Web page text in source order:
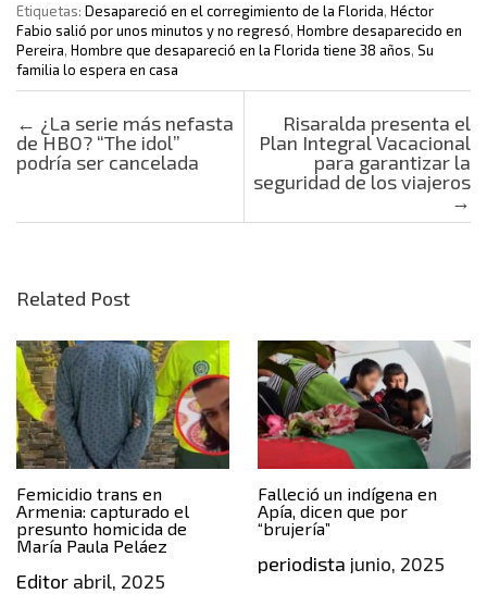
Etiquetas: Desapareció en el corregimiento de la Florida, Héctor
Fabio salió por unos minutos y no regresó, Hombre desaparecido en
Pereira, Hombre que desapareció en la Florida tiene 38 años, Su
familia lo espera en casa
Post navigation
← ¿La serie más nefasta
de HBO? “The idol”
podría ser cancelada
Risaralda presenta el
Plan Integral Vacacional
para garantizar la
seguridad de los viajeros
→
Related Post
Femicidio trans en
Armenia: capturado el
presunto homicida de
María Paula Peláez
Editor abril, 2025
Falleció un indígena en
Apía, dicen que por
“brujería”
periodista junio, 2025